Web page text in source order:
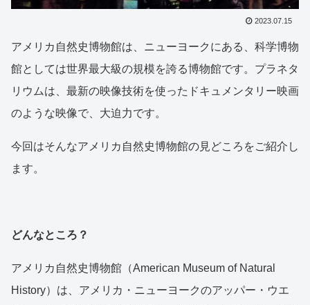
2023.07.15
アメリカ自然史博物館は、ニューヨークにある、科学博物
館としては世界最大級の規模を誇る博物館です。プラネタ
リウムは、最新の映像技術を使ったドキュメンタリー映画
のような映像で、大迫力です。
今回はそんなアメリカ自然史博物館の見どころをご紹介し
ます。
どんなところ？
アメリカ自然史博物館（American Museum of Natural
History）は、アメリカ・ニューヨークのアッパー・ウエ